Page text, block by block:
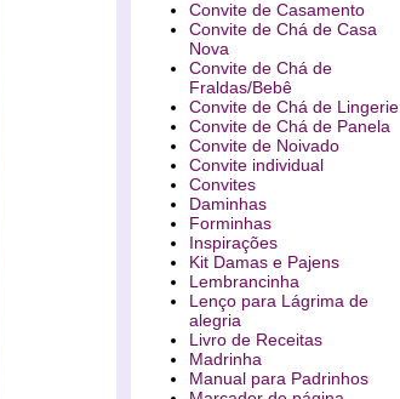
Convite de Casamento
Convite de Chá de Casa
Nova
Convite de Chá de
Fraldas/Bebê
Convite de Chá de Lingerie
Convite de Chá de Panela
Convite de Noivado
Convite individual
Convites
Daminhas
Forminhas
Inspirações
Kit Damas e Pajens
Lembrancinha
Lenço para Lágrima de
alegria
Livro de Receitas
Madrinha
Manual para Padrinhos